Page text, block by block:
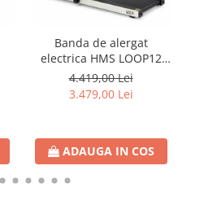
Banda de alergat
electrica HMS LOOP12
MULTI, 2.5CP, 120kg
4.419,00 Lei
3.479,00 Lei
ADAUGA IN COS